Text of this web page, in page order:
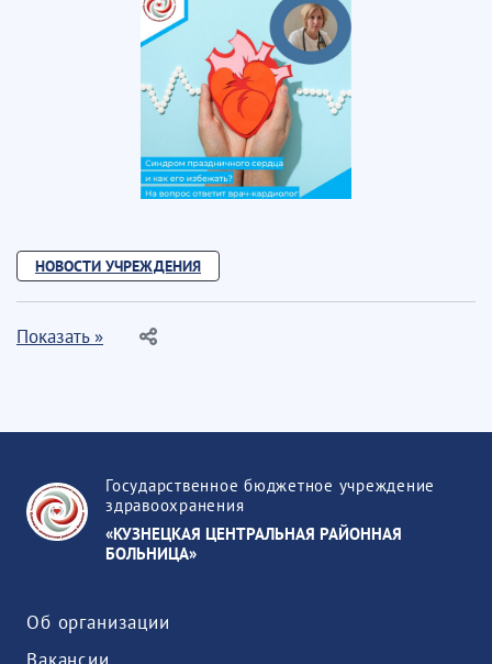
НОВОСТИ УЧРЕЖДЕНИЯ
Показать »
Государственное бюджетное учреждение
здравоохранения
«КУЗНЕЦКАЯ ЦЕНТРАЛЬНАЯ РАЙОННАЯ
БОЛЬНИЦА»
Об организации